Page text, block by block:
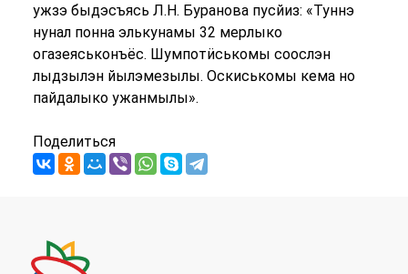
ужзэ быдэсъясь Л.Н. Буранова пусйиз: «Туннэ
нунал понна элькунамы 32 мерлыко
огазеяськонъёс. Шумпотӥськомы соослэн
лыдзылэн йылэмезылы. Оскиськомы кема но
пайдалыко ужанмылы».
Поделиться